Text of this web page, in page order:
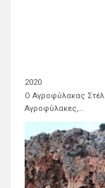
2020
Ο Αγροφύλακας
Αγροφύλακες,…